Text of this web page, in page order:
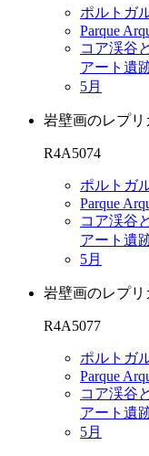
ポルトガ
Parque
コア渓谷
アート遺
5月
岩壁画のレプ
R4A5074
ポルトガ
Parque
コア渓谷
アート遺
5月
岩壁画のレプ
R4A5077
ポルトガ
Parque
コア渓谷
アート遺
5月